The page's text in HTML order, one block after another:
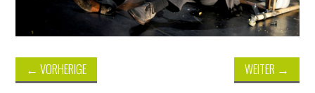
← VORHERIGE WEITER →